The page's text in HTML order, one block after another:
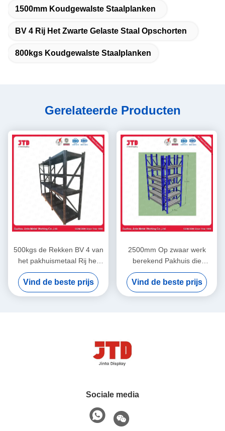
1500mm Koudgewalste Staalplanken
BV 4 Rij Het Zwarte Gelaste Staal Opschorten
800kgs Koudgewalste Staalplanken
Gerelateerde Producten
500kgs de Rekken BV 4 van
het pakhuismetaal Rij het
Zwarte Gelaste Staal
Opschorten
Vind de beste prijs
2500mm Op zwaar werk
berekend Pakhuis die
2000kgs 6 opschorten Rij
het Commerciële
Opschorten
Vind de beste prijs
Sociale media